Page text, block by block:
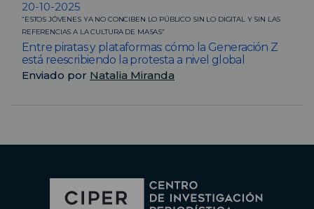
20-10-2025
“ESTOS JÓVENES YA NO CONCIBEN LO PÚBLICO SIN LO DIGITAL Y SIN LAS
REFERENCIAS A LA CULTURA DE MASAS”
Entre piratas y plataformas: cómo la Generación Z
está reescribiendo la protesta a nivel global
Enviado por Natalia Miranda